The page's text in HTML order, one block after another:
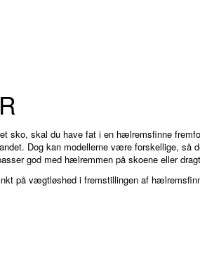
sko, skal du have fat i en hælremsfinne
Dog kan modellerne være forskellige, så
god med hælremmen på skoene eller
på vægtløshed i fremstillingen af